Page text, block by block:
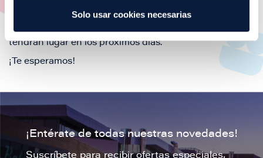
Solo usar cookies necesarias
Si lo que estas buscando son los próximos eventos en
Puerto Venecia, aquí podrás consultar todos los que
tendrán lugar en los próximos días.
¡Te esperamos!
¡Entérate de todas nuestras novedades!
Suscríbete para recibir ofertas especiales,